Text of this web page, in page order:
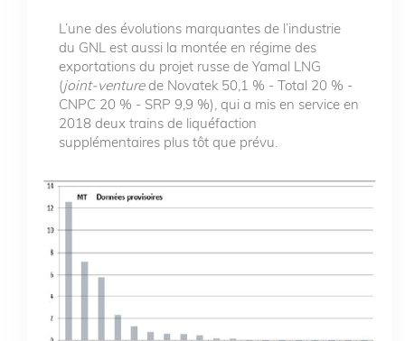
L’une des évolutions marquantes de l’industrie
du GNL est aussi la montée en régime des
exportations du projet russe de Yamal LNG
(joint-venturede Novatek 50,1 % - Total 20 % -
CNPC 20 % - SRP 9,9 %), qui a mis en service en
2018 deux trains de liquéfaction
supplémentaires plus tôt que prévu.